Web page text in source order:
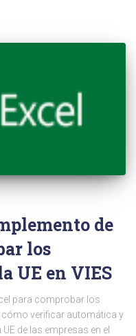
de
los
UE en VIES
para comprobar los
cómo verificar automática y
de las empresas en el